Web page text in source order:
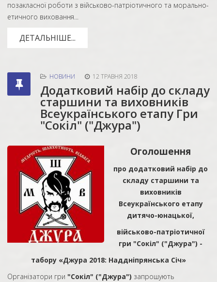
позакласної роботи з військово-патріотичного та морально-
етичного виховання...
ДЕТАЛЬНІШЕ...
НОВИНИ 12 ТРАВНЯ 2018
Додатковий набір до складу
старшини та виховників
Всеукраїнського етапу Гри
"Сокіл" ("Джура")
Оголошення
про додатковий набір до
складу старшини та
виховників
Всеукраїнського етапу
дитячо-юнацької,
військово-патріотичної
гри "Сокіл" ("Джура") -
табору «Джура 2018: Наддніпрянська Січ»
Організатори гри "Сокіл" ("Джура") запрошують